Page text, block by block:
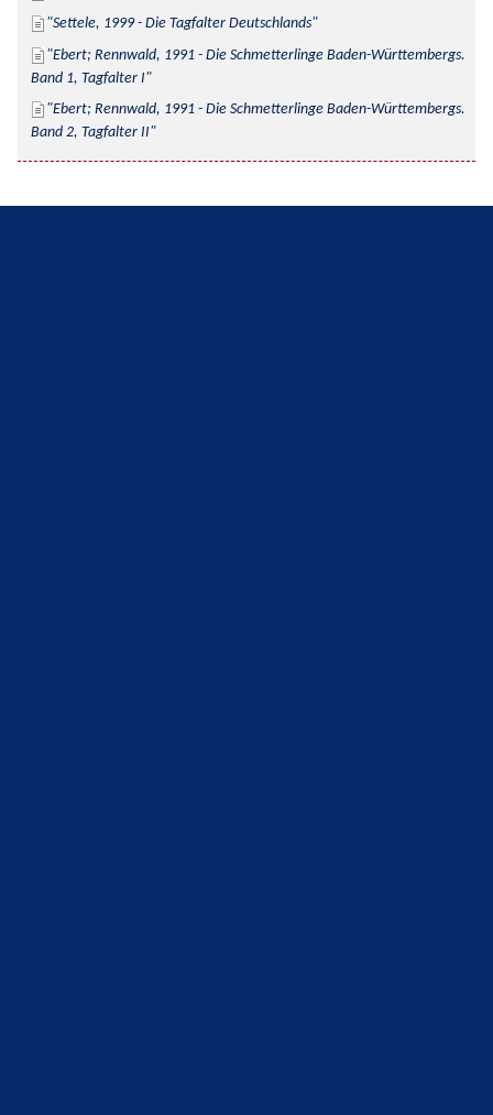
Settele, 1999 - Die Tagfalter Deutschlands
Ebert; Rennwald, 1991 - Die Schmetterlinge Baden-Württembergs.
Band 1, Tagfalter I
Ebert; Rennwald, 1991 - Die Schmetterlinge Baden-Württembergs.
Band 2, Tagfalter II